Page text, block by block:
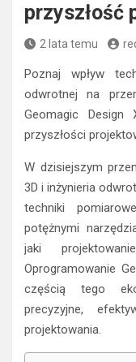
przyszłość
2 lata temu
Poznaj wpływ
odwrotnej na
Geomagic Design
przyszłości
W dzisiejszym
3D i inżynieria
techniki
potężnymi
jaki
Oprogramowanie
częścią tego
precyzyjne,
projektowania.